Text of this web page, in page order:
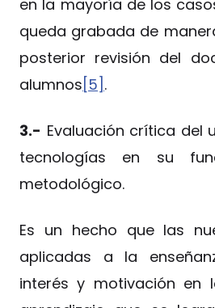
en la mayoría de los
queda grabada de
posterior revisión del
alumnos [5] .
3.- Evaluación crítica del
tecnologías en su
metodológico.
Es un hecho que las
aplicadas a la
interés y motivación en